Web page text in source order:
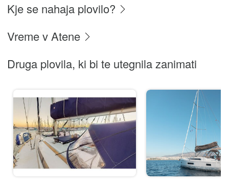
Kje se nahaja plovilo?
Vreme v Atene
Druga plovila, ki bi te utegnila zanimati